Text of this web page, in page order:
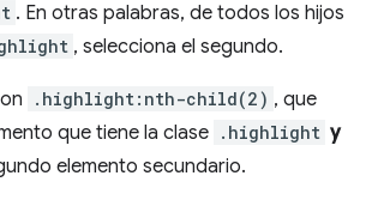
. En otras palabras, de todos los hijos
, selecciona el segundo.
.highlight:nth-child(2) , que
que tiene la clase .highlight y
elemento secundario.